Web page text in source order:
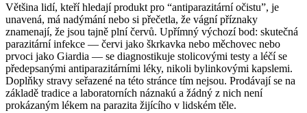
Většina lidí, kteří hledají produkt pro “antiparazitární očistu”, je
unavená, má nadýmání nebo si přečetla, že vágní příznaky
znamenají, že jsou tajně plní červů. Upřímný výchozí bod: skutečná
parazitární infekce — červi jako škrkavka nebo měchovec nebo
prvoci jako Giardia — se diagnostikuje stolicovými testy a léčí se
předepsanými antiparazitárními léky, nikoli bylinkovými kapslemi.
Doplňky stravy seřazené na této stránce tím nejsou. Prodávají se na
základě tradice a laboratorních náznakú a žádný z nich není
prokázaným lékem na parazita žijícího v lidském těle.